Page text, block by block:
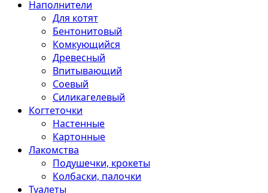
Наполнители
Для котят
Бентонитовый
Комкующийся
Древесный
Впитывающий
Соевый
Силикагелевый
Когтеточки
Настенные
Картонные
Лакомства
Подушечки, крокеты
Колбаски, палочки
Туалеты